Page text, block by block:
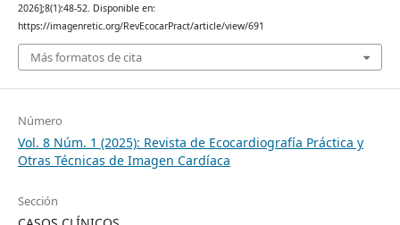
2026];8(1):48-52. Disponible en:
https://imagenretic.org/RevEcocarPract/article/view/691
Más formatos de cita
Número
Vol. 8 Núm. 1 (2025): Revista de Ecocardiografía Práctica y
Otras Técnicas de Imagen Cardíaca
Sección